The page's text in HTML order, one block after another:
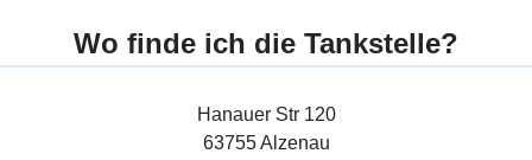
Wo finde ich die Tankstelle?
Hanauer Str 120
63755 Alzenau